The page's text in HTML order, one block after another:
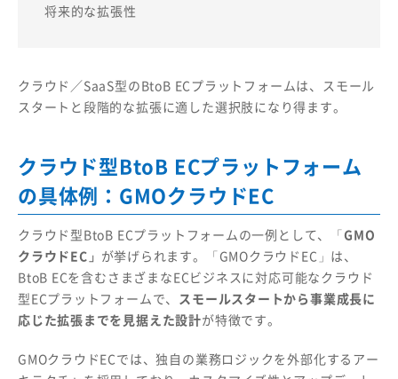
将来的な拡張性
クラウド／SaaS型のBtoB ECプラットフォームは、スモール
スタートと段階的な拡張に適した選択肢になり得ます。
クラウド型BtoB ECプラットフォーム
の具体例：GMOクラウドEC
クラウド型BtoB ECプラットフォームの一例として、「GMO
クラウドEC」 が挙げられます。「GMOクラウドEC」は、
BtoB ECを含むさまざまなECビジネスに対応可能なクラウド
型ECプラットフォームで、 スモールスタートから事業成長に
応じた拡張までを見据えた設計が特徴です。
GMOクラウドECでは、独自の業務ロジックを外部化するアー